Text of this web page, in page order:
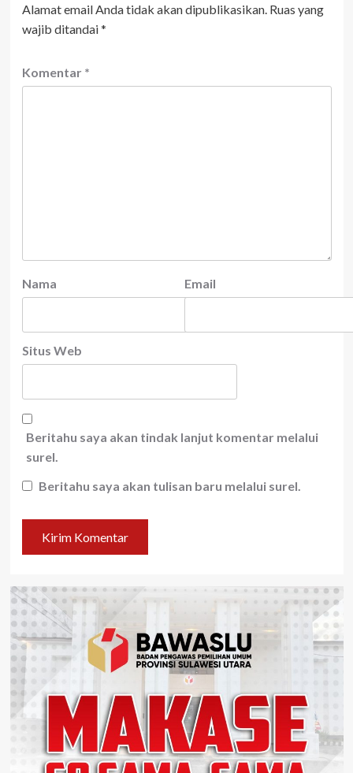
Alamat email Anda tidak akan dipublikasikan. Ruas yang
wajib ditandai*
Komentar *
Nama Email
Situs Web
Beritahu saya akan tindak lanjut komentar melalui
surel.
Beritahu saya akan tulisan baru melalui surel.